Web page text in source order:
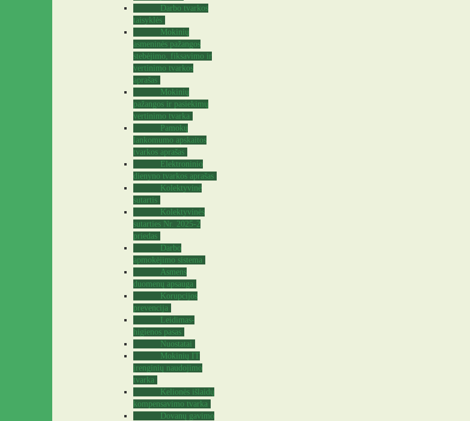
Darbo tvarkos
taisyklės
Mokinių
asmeninės pažangos
stebėjimo, fiksavimo ir
vertinimo tvarkos
aprašas
Mokinių
pažangos ir pasiekimų
vertinimo tvarka
Pamokų
lankomumo apskaitos
tvarkos aprašas
Elektroninio
dienyno tvarkos aprašas
Kolektyvinė
sutartis
Kolektyvinės
sutarties Nr. 2025-2
priedas
Darbo
apmokėjimo sistema
Asmens
duomenų apsauga
Korupcijos
prevencija
Leidimas-
higienos pasas
Nuostatai
Mokinių IT
įrenginių naudojimo
tvarka
Kelionės išlaidų
kompensavimo tvarka
Dovanų gavimo